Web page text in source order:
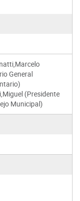
General
(Presidente
Municipal)